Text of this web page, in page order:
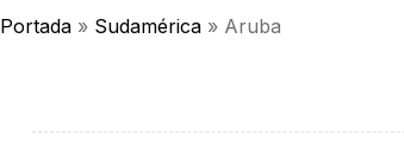
Portada » Sudamérica » Aruba